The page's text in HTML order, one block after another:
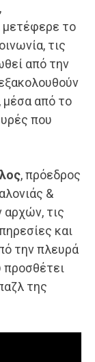
,
μετέφερε το
τις
από την
μέσα από το
που
, πρόεδρος
&
αρχών, τις
και
την πλευρά
προσθέτει
της